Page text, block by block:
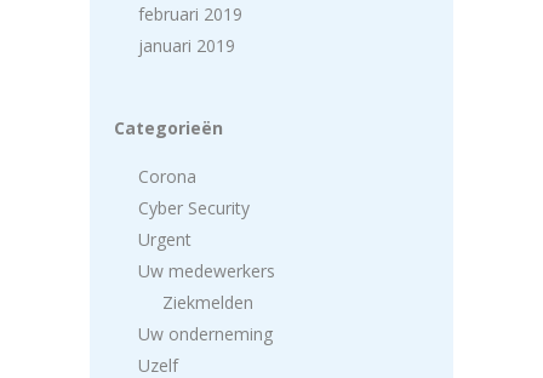
februari 2019
januari 2019
Categorieën
Corona
Cyber Security
Urgent
Uw medewerkers
Ziekmelden
Uw onderneming
Uzelf